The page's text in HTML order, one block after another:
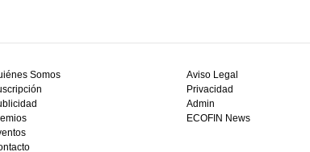
Somos
Aviso Legal
Privacidad
Admin
ECOFIN News